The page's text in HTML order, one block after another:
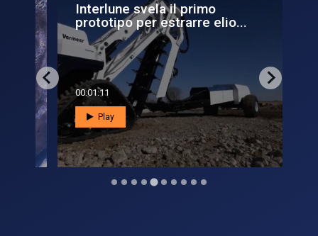
Interlune svela il primo
prototipo per estrarre elio...
00:01:11
Play